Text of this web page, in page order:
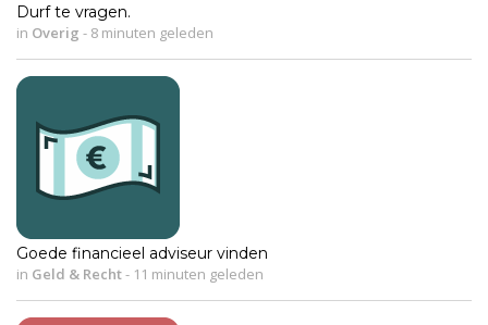
Durf te vragen.
in Overig - 8 minuten geleden
Goede financieel adviseur vinden
in Geld & Recht- 11 minuten geleden